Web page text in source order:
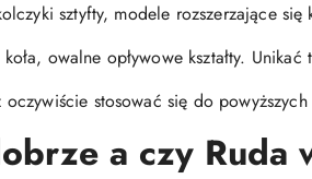
sztyfty, modele rozszerzające się
owalne opływowe kształty.
oczywiście stosować się do
a czy Ruda